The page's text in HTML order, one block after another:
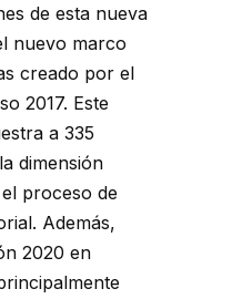
de esta nueva
nuevo marco
creado por el
2017. Este
a 335
dimensión
proceso de
Además,
2020 en